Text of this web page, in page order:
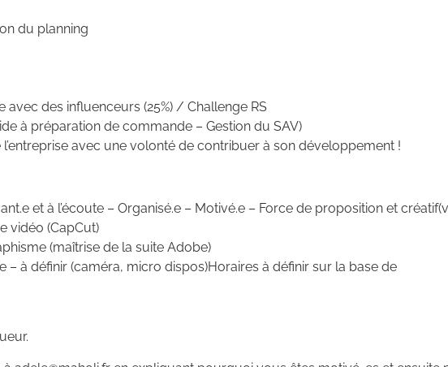
du planning
avec des influenceurs (25%) / Challenge RS
à préparation de commande – Gestion du SAV)
avec une volonté de contribuer à son développement !
et à l’écoute – Organisé.e – Motivé.e – Force de proposition et
vidéo (CapCut)
(maîtrise de la suite Adobe)
– à définir (caméra, micro dispos)Horaires à définir sur la base de